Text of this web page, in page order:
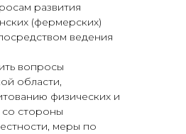
развития
(фермерских)
ведения
вопросы
области,
физических и
стороны
меры по